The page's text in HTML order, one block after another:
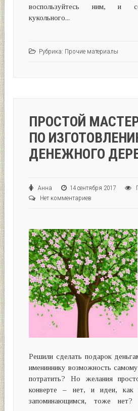
воспользуйтесь ним, и
кукольного...
Рубрика: Прочие материалы
ПРОСТОЙ
ПО
ДЕНЕЖНОГО
Анна 14 сентября 2017
Нет комментариев
Решили сделать подарок
имениннику возможность
потратить? Но желания
конверте – нет, и идеи, как
запоминающимся, тоже нет?